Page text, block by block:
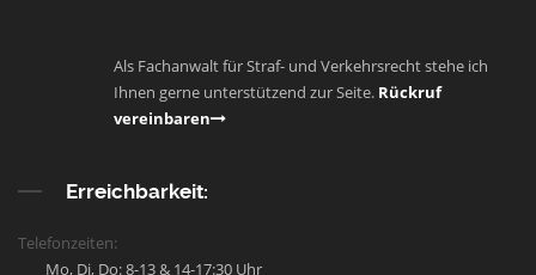
Als Fachanwalt für Straf- und Verkehrsrecht stehe ich
Ihnen gerne unterstützend zur Seite. Rückruf
vereinbaren
Erreichbarkeit:
Telefonzeiten:
Mo, Di, Do: 8-13 & 14-17:30 Uhr